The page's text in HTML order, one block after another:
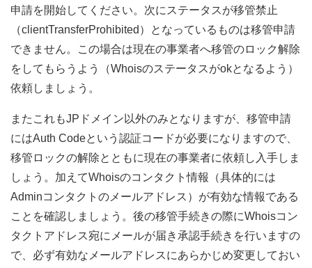
申請を開始してください。次にステータスが移管禁止
（clientTransferProhibited）となっているものは移管申請
できません。この場合は現在の事業者へ移管のロック解除
をしてもらうよう（Whoisのステータスがokとなるよう）
依頼しましょう。
またこれもJPドメイン以外のみとなりますが、移管申請
にはAuth Codeという認証コードが必要になりますので、
移管ロックの解除とともに現在の事業者に依頼し入手しま
しょう。加えてWhoisのコンタクト情報（具体的には
Adminコンタクトのメールアドレス）が有効な情報である
ことを確認しましょう。後の移管手続きの際にWhoisコン
タクトアドレス宛にメールが届き承認手続きを行いますの
で、必ず有効なメールアドレスにあらかじめ変更しておい